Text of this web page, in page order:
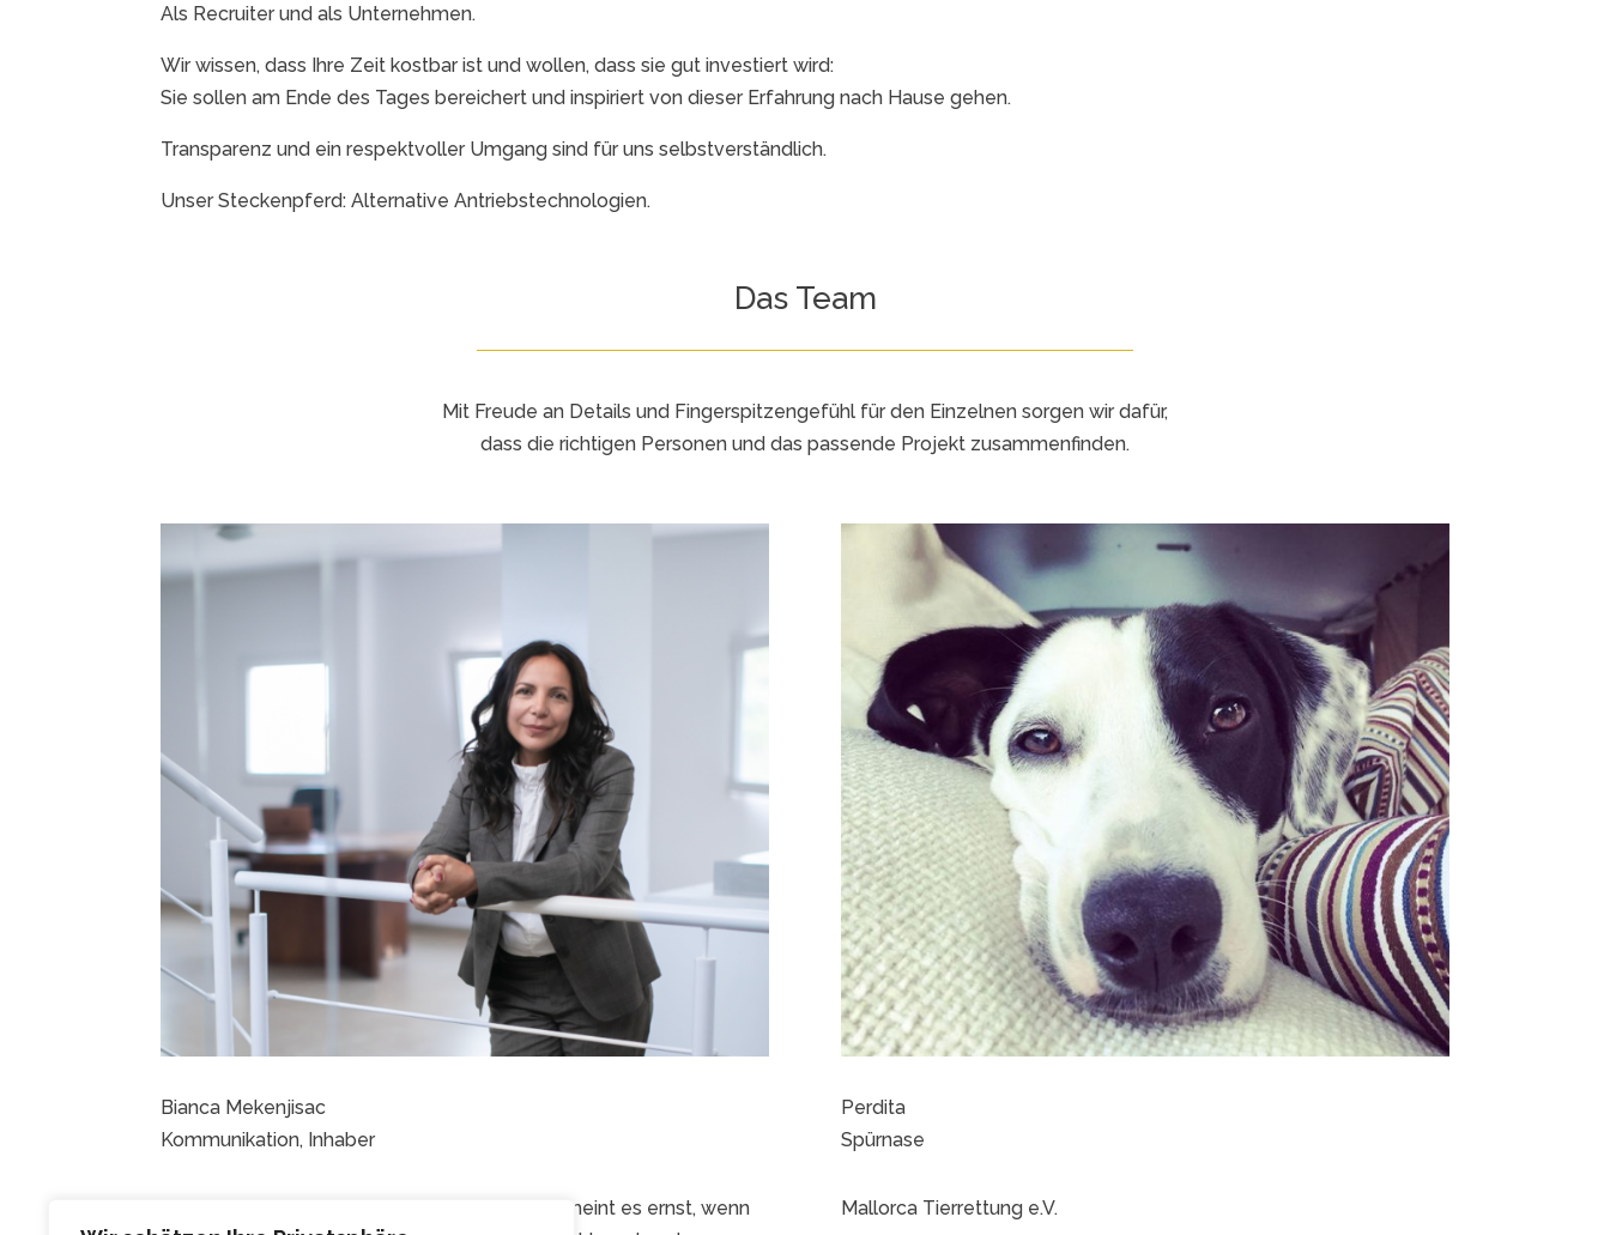
Als Recruiter und als Unternehmen.
Wir wissen, dass Ihre Zeit kostbar ist und wollen, dass sie gut investiert wird:
Sie sollen am Ende des Tages bereichert und inspiriert von dieser Erfahrung nach Hause gehen.
Transparenz und ein respektvoller Umgang sind für uns selbstverständlich.
Unser Steckenpferd: Alternative Antriebstechnologien.
Das Team
Mit Freude an Details und Fingerspitzengefühl für den Einzelnen sorgen wir dafür,
dass die richtigen Personen und das passende Projekt zusammenfinden.
Bianca Mekenjisac
Kommunikation, Inhaber
Individuelle Beratung und Begleitung: Bianca meint es ernst, wenn
Perdita
Spürnase
Mallorca Tierrettung e.V.